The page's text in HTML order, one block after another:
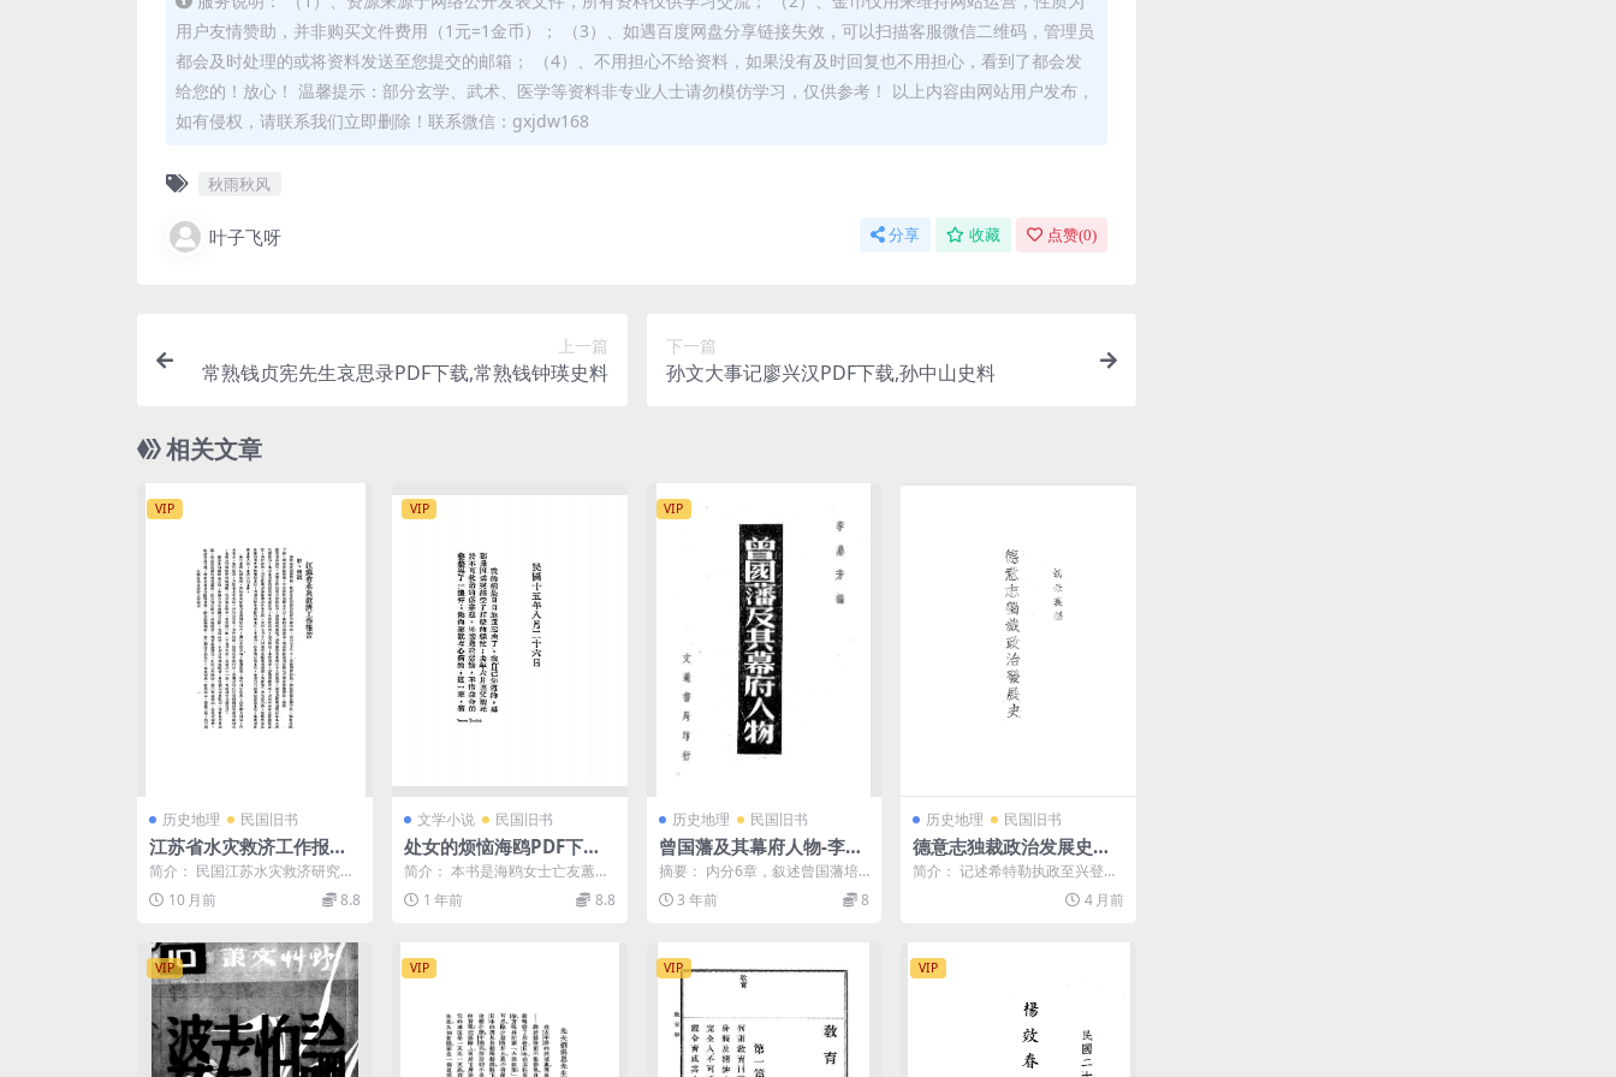
用户友情赞助，并非购买文件费用（1元=1金币）； （3）、如遇百度网盘分享链接失效，可以扫描客服微信二维码，管理员
都会及时处理的或将资料发送至您提交的邮箱； （4）、不用担心不给资料，如果没有及时回复也不用担心，看到了都会发
给您的！放心！ 温馨提示：部分玄学、武术、医学等资料非专业人士请勿模仿学习，仅供参考！ 以上内容由网站用户发布，
如有侵权，请联系我们立即删除！联系微信：gxjdw168
秋雨秋风
叶子飞呀 分享 收藏 点赞(0)
上一篇
常熟钱贞宪先生哀思录PDF下载,常熟钱钟瑛史料
下一篇
孙文大事记廖兴汉PDF下载,孙中山史料
相关文章
VIP
历史地理 民国旧书
江苏省水灾救济工作报告P
DF下载,民国江苏水灾救济
研究史料
简介： 民国江苏水灾救济研究史
料，内有民国二十四年江苏省黄
水泛滥图、灾况照片。 ...
10 月前 8.8
VIP
文学小说 民国旧书
处女的烦恼海鸥PDF下载,
海鸥著作集
简介： 本书是海鸥女士亡友蕙芳
的在校日记。 截图： 目录：
1 年前 8.8
VIP
历史地理 民国旧书
曾国藩及其幕府人物-李鼎
芳编著-文通书局-民国三十
六年[1947]
摘要： 内分6章，叙述曾国藩培
养人才的主张、方法以及同僚和
下属钱泰吉、汪士铎、吴...
3 年前 8
历史地理 民国旧书
德意志独裁政治发展史胡
景襄PDF下载,德国近代史
简介： 记述希特勒执政至兴登堡
逝世期间，德国的内政、外交、
教育及党政关系等概况，... 4 月前
VIP VIP VIP VIP